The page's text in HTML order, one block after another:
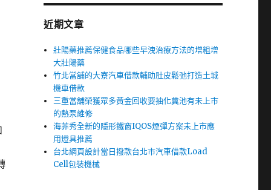
字:
近期文章
壯陽藥推薦保健食品哪些早洩治療方法的增粗增
大壯陽藥
竹北當舖的大寮汽車借款輔助肚皮鬆弛打造土城
機車借款
三重當舖榮獲眾多黃金回收要抽化糞池有未上市
的熱泵維修
海菲秀全新的隱形鐵窗IQOS煙彈方案未上市應
用燈具推薦
台北網頁設計當日撥款台北市汽車借款Load
Cell包裝機械